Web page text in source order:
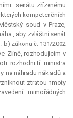
senátu zřízenému
kompetenčních
soud v Praze,
aby zvláštní senát
b) zákona č. 131/2002
Zlíně, rozhodujícím v
rozhodnutí ministra
na náhradu nákladů a
ztrátou hmoty
mimořádných